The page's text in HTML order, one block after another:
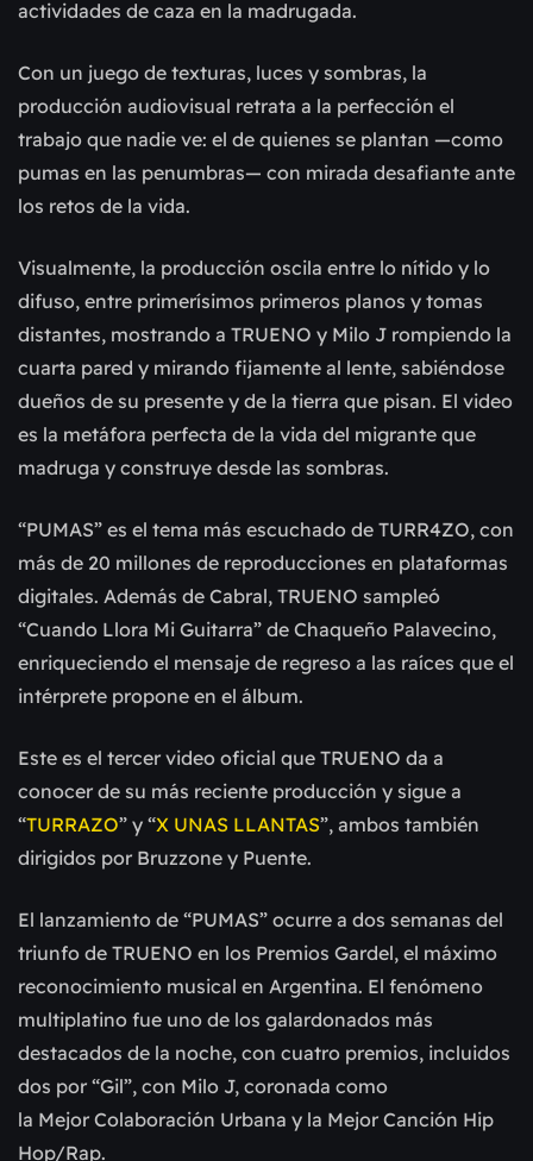
actividades de caza en la madrugada.
Con un juego de texturas, luces y sombras, la
producción audiovisual retrata a la perfección el
trabajo que nadie ve: el de quienes se plantan —como
pumas en las penumbras— con mirada desafiante ante
los retos de la vida.
Visualmente, la producción oscila entre lo nítido y lo
difuso, entre primerísimos primeros planos y tomas
distantes, mostrando a TRUENO y Milo J rompiendo la
cuarta pared y mirando fijamente al lente, sabiéndose
dueños de su presente y de la tierra que pisan. El video
es la metáfora perfecta de la vida del migrante que
madruga y construye desde las sombras.
“PUMAS” es el tema más escuchado de TURR4ZO, con
más de 20 millones de reproducciones en plataformas
digitales. Además de Cabral, TRUENO sampleó
“Cuando Llora Mi Guitarra” de Chaqueño Palavecino,
enriqueciendo el mensaje de regreso a las raíces que el
intérprete propone en el álbum.
Este es el tercer video oficial que TRUENO da a
conocer de su más reciente producción y sigue a
“TURRAZO” y “X UNAS LLANTAS”, ambos también
dirigidos por Bruzzone y Puente.
El lanzamiento de “PUMAS” ocurre a dos semanas del
triunfo de TRUENO en los Premios Gardel, el máximo
reconocimiento musical en Argentina. El fenómeno
multiplatino fue uno de los galardonados más
destacados de la noche, con cuatro premios, incluidos
dos por “Gil”, con Milo J, coronada como
la Mejor Colaboración Urbana y la Mejor Canción Hip
Hop/Rap.